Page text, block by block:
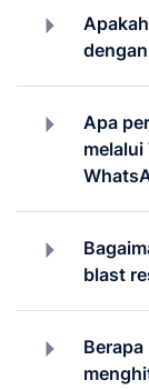
Apa
blast